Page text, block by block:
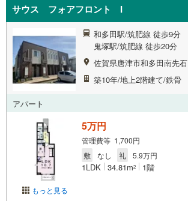
サウス フォアフロント I
和多田駅/筑肥線 徒歩9分
鬼塚駅/筑肥線 徒歩20分
佐賀県唐津市和多田南先石
築10年/地上2階建て/鉄骨
アパート
もっと見る
5万円
管理費等 1,700円
敷
なし 礼 5.9万円
1LDK 34.81m2 1階